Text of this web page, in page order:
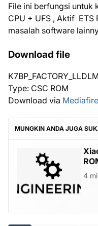
File ini berfungsi untuk
CPU + UFS , Aktif
masalah software
Download file
Type: CSC ROM
Download via Mediafire
MUNGKIN ANDA JUGA
4